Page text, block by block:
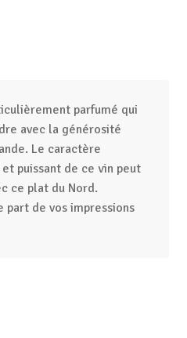
parfumé qui
avec la générosité
Le caractère
puissant de ce vin peut
ce plat du Nord.
part de vos impressions